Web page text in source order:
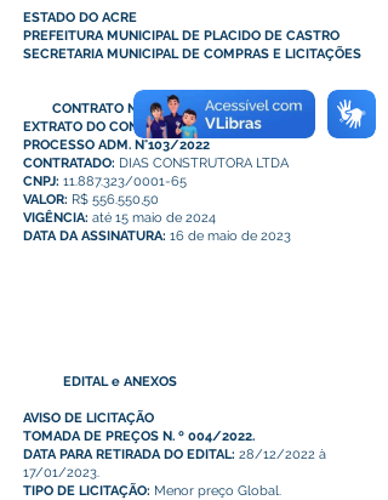
ESTADO DO ACRE
PREFEITURA MUNICIPAL DE PLACIDO DE CASTRO
SECRETARIA MUNICIPAL DE COMPRAS E LICITAÇÕES
CONTRATO N°118/2023
EXTRATO DO CONTRATO N°118/2023
PROCESSO ADM. N°103/2022
CONTRATADO: DIAS CONSTRUTORA LTDA
CNPJ: 11.887.323/0001-65
VALOR: R$ 556.550,50
VIGÊNCIA: até 15 maio de 2024
DATA DA ASSINATURA: 16 de maio de 2023
EDITAL e ANEXOS
AVISO DE LICITAÇÃO
TOMADA DE PREÇOS N. º 004/2022.
DATA PARA RETIRADA DO EDITAL: 28/12/2022 à
17/01/2023.
TIPO DE LICITAÇÃO: Menor preço Global.